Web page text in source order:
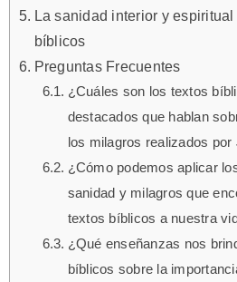
La sanidad interior y
bíblicos
Preguntas Frecuentes
¿Cuáles son los textos
destacados que hablan
los milagros realizados por
¿Cómo podemos aplicar
sanidad y milagros que
textos bíblicos a nuestra
¿Qué enseñanzas nos
bíblicos sobre la